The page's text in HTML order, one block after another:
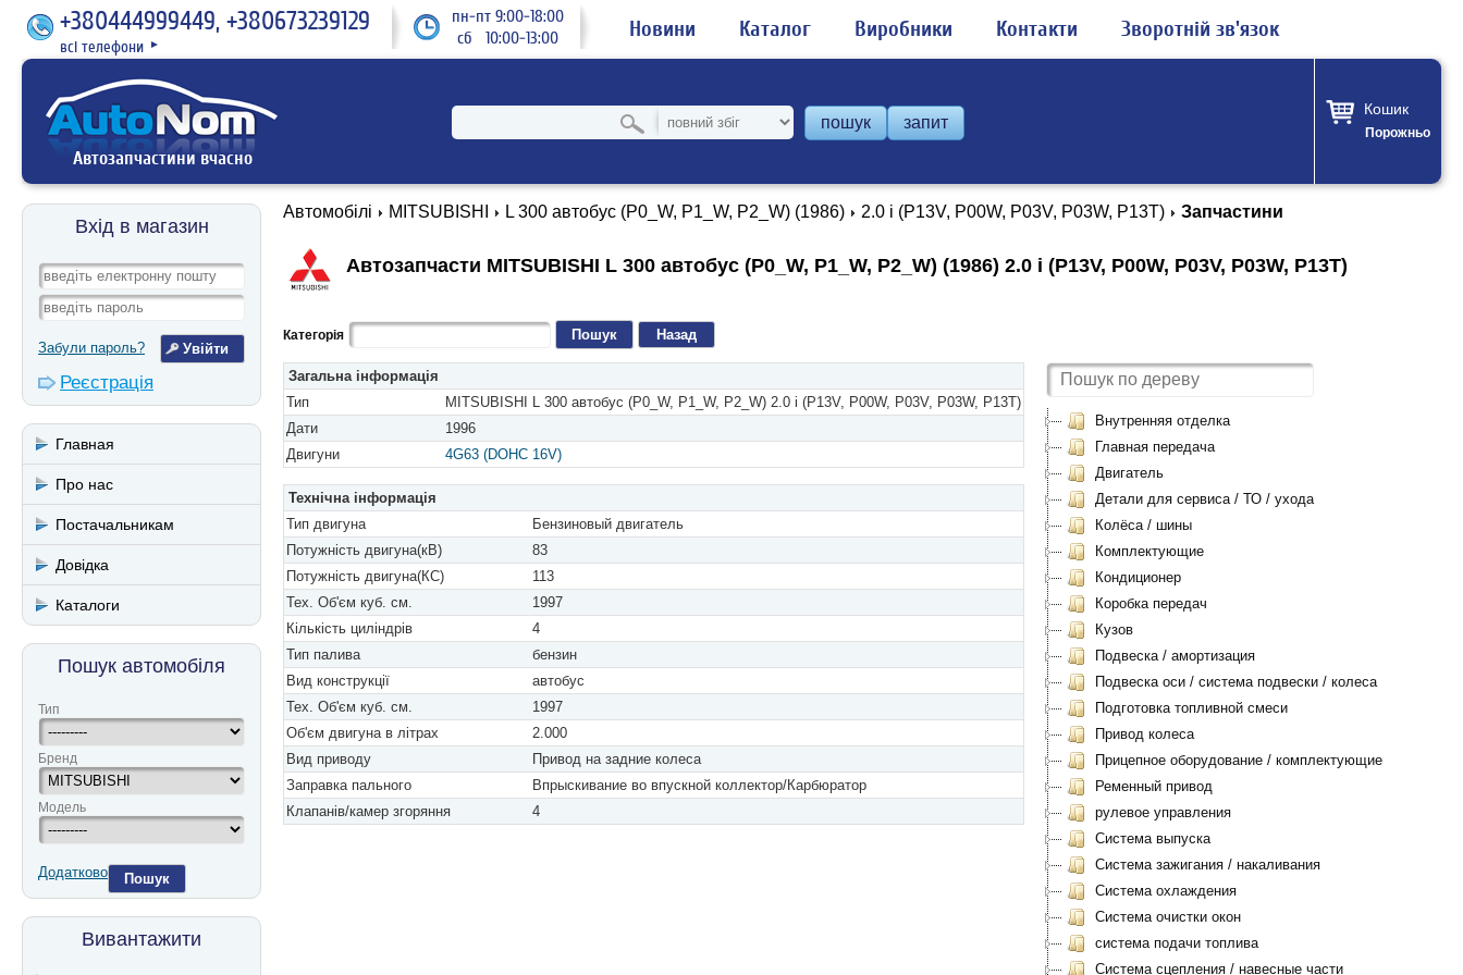
+380444999449, +380673239129
всі телефони ►
пн-пт 9:00-18:00
сб 10:00-13:00
Новини Каталог Виробники Контакти Зворотній зв'язок
Автозапчастини вчасно
пошук запит
Кошик
Порожньо
Вхід в магазин
Забули пароль?
Реєстрація
Главная
Про нас
Постачальникам
Довідка
Каталоги
Пошук автомобіля
Тип
Бренд
Модель
Додатково Пошук
Вивантажити
Автомобілі MITSUBISHI L 300 автобус (P0_W, P1_W, P2_W) (1986) 2.0 i (P13V, P00W, P03V, P03W, P13T) Запчастини
Автозапчасти MITSUBISHI L 300 автобус (P0_W, P1_W, P2_W) (1986) 2.0 i (P13V, P00W, P03V, P03W, P13T)
Категорія Назад
Загальна інформація
Тип
MITSUBISHI L 300 автобус (P0_W, P1_W, P2_W) 2.0 i (P13V, P00W, P03V, P03W, P13T)
Дати
1996
Двигуни
4G63 (DOHC 16V)
Технічна інформація
Тип двигуна
Бензиновый двигатель
Потужність двигуна(кВ)
83
Потужність двигуна(КС)
113
Тех. Об'єм куб. см.
1997
Кількість циліндрів
4
Тип палива
бензин
Вид конструкції
автобус
Тех. Об'єм куб. см.
1997
Об'єм двигуна в літрах
2.000
Вид приводу
Привод на задние колеса
Заправка пального
Впрыскивание во впускной коллектор/Карбюратор
Клапанів/камер згоряння
4
Внутренняя отделка
Главная передача
Двигатель
Детали для сервиса / ТО / ухода
Колёса / шины
Комплектующие
Кондиционер
Коробка передач
Кузов
Подвеска / амортизация
Подвеска оси / система подвески / колеса
Подготовка топливной смеси
Привод колеса
Прицепное оборудование / комплектующие
Ременный привод
рулевое управления
Система выпуска
Система зажигания / накаливания
Система охлаждения
Система очистки окон
система подачи топлива
Система сцепления / навесные части